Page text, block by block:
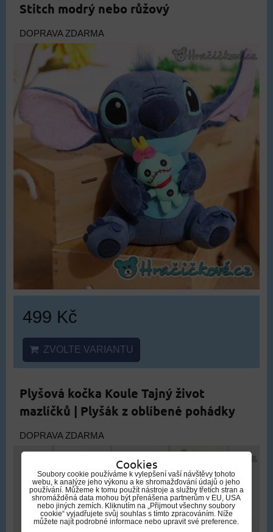
Stitch modrý nebo růžový
DOPRAVA ZDARMA
499 Kč
ZVOLTE VARIANTU
Plyšová kočka Koule Tajný život
mazlíčků | Plyšák z oblíbené pohádky
DOPRAVA ZDARMA
Cookies
Soubory cookie používáme k vylepšení vaší návštěvy tohoto
webu, k analýze jeho výkonu a ke shromažďování údajů o jeho
používání. Můžeme k tomu použít nástroje a služby třetích stran a
shromážděná data mohou být přenášena partnerům v EU, USA
nebo jiných zemích. Kliknutím na „Přijmout všechny soubory
cookie“ vyjadřujete svůj souhlas s tímto zpracováním. Níže
můžete najít podrobné informace nebo upravit své preference.